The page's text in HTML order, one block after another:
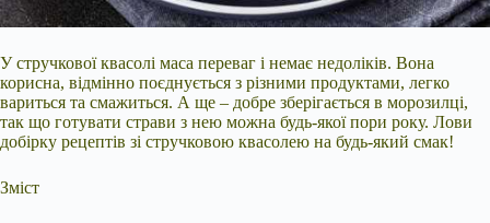
У стручкової квасолі маса переваг і немає недоліків. Вона
корисна, відмінно поєднується з різними продуктами, легко
вариться та смажиться. А ще – добре зберігається в морозилці,
так що готувати страви з нею можна будь-якої пори року. Лови
добірку рецептів зі стручковою квасолею на будь-який смак!
Зміст